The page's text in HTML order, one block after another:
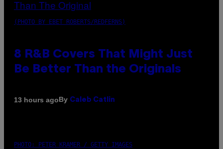
(PHOTO BY EBET ROBERTS/REDFERNS)
8 R&B Covers That Might Just
Be Better Than the Originals
13 hours agoBy Caleb Catlin
PHOTO: PETER KRAMER / GETTY IMAGES